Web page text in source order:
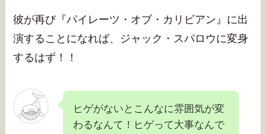
彼が再び『パイレーツ・オブ・カリビアン』に出
演することになれば、ジャック・スパロウに変身
するはず！！
ヒゲがないとこんなに雰囲気が変
わるなんて！ヒゲって大事なんで